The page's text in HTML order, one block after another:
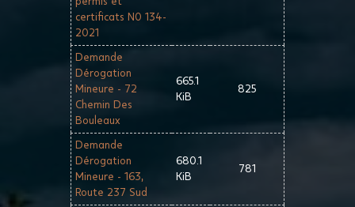
certificats N0 134-
2021
Demande
Dérogation
Mineure - 72
Chemin Des
Bouleaux
665.1
KiB
825
Demande
Dérogation
Mineure - 163,
Route 237 Sud
680.1
KiB
781